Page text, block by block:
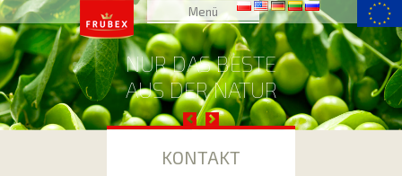
NUR DAS BESTE
AUS DER NATUR
Menü
Zum Inhalt
springen
KONTAKT